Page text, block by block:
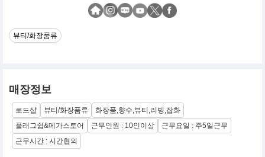
뷰티/화장품류
매장정보
로드샵 뷰티/화장품류
화장품,향수,뷰티,리빙,잡화
플래그쉽&메가스토어
근무인원 : 10인이상
근무요일 : 주5일근무
근무시간 : 시간협의